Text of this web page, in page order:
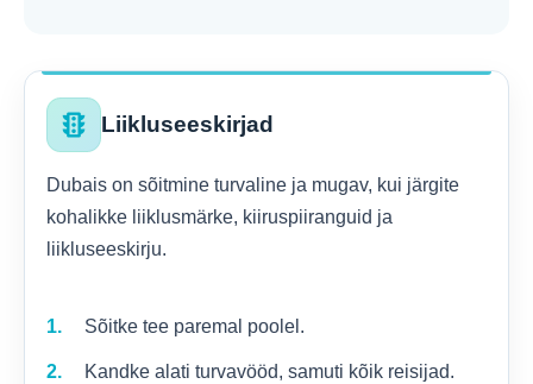
traffic Liikluseeskirjad
Dubais on sõitmine turvaline ja mugav, kui järgite
kohalikke liiklusmärke, kiiruspiiranguid ja
liikluseeskirju.
Sõitke tee paremal poolel.
Kandke alati turvavööd, samuti kõik reisijad.